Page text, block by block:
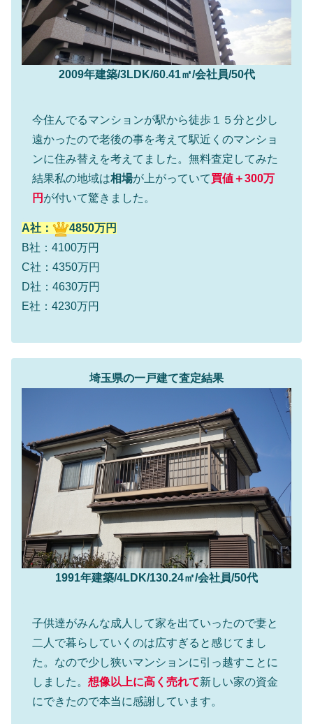
2009年建築/3LDK/60.41㎡/会社員/50代
今住んでるマンションが駅から徒歩１５分と少し
遠かったので老後の事を考えて駅近くのマンショ
ンに住み替えを考えてました。無料査定してみた
結果私の地域は相場が上がっていて買値＋300万
円 が付いて驚きました。
A社：
4850万円
B社：4100万円
C社：4350万円
D社：4630万円
E社：4230万円
埼玉県の一戸建て査定結果
1991年建築/4LDK/130.24㎡/会社員/50代
子供達がみんな成人して家を出ていったので妻と
二人で暮らしていくのは広すぎると感じてまし
た。なので少し狭いマンションに引っ越すことに
しました。 想像以上に高く売れて新しい家の資金
にできたので本当に感謝しています。